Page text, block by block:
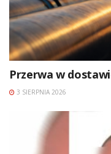
Przerwa w
3 SIERPNIA 2026